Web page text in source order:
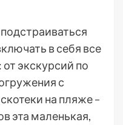
в себя все
экскурсий по
с
на пляже –
эта маленькая,